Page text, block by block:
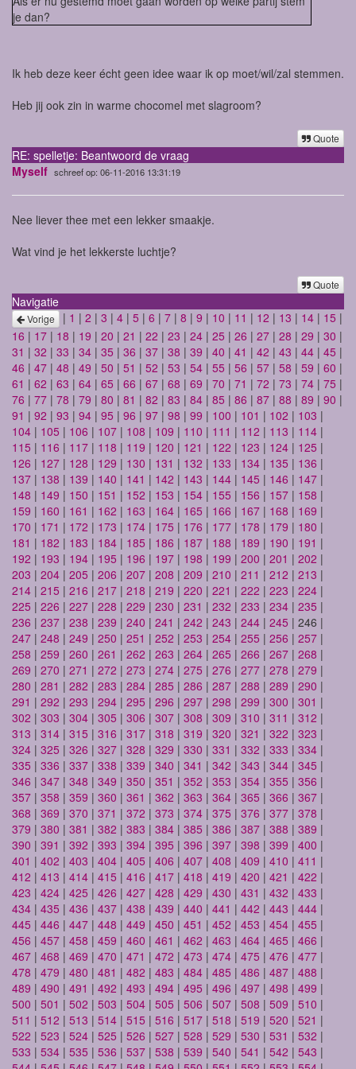
je dan?
Ik heb deze keer écht geen idee waar ik op moet/wil/zal stemmen.
Heb jij ook zin in warme chocomel met slagroom?
Quote
RE: spelletje: Beantwoord de vraag
Myself schreef op: 06-11-2016 13:31:19
Nee liever thee met een lekker smaakje.
Wat vind je het lekkerste luchtje?
Quote
Navigatie
Vorige | 1 | 2 | 3 | 4 | 5 | 6 | 7 | 8 | 9 | 10 | 11 | 12 | 13 | 14 | 15 |
16 | 17 | 18 | 19 | 20 | 21 | 22 | 23 | 24 | 25 | 26 | 27 | 28 | 29 | 30 |
31 | 32 | 33 | 34 | 35 | 36 | 37 | 38 | 39 | 40 | 41 | 42 | 43 | 44 | 45 |
46 | 47 | 48 | 49 | 50 | 51 | 52 | 53 | 54 | 55 | 56 | 57 | 58 | 59 | 60 |
61 | 62 | 63 | 64 | 65 | 66 | 67 | 68 | 69 | 70 | 71 | 72 | 73 | 74 | 75 |
76 | 77 | 78 | 79 | 80 | 81 | 82 | 83 | 84 | 85 | 86 | 87 | 88 | 89 | 90 |
91 | 92 | 93 | 94 | 95 | 96 | 97 | 98 | 99 | 100 | 101 | 102 | 103 |
104 | 105 | 106 | 107 | 108 | 109 | 110 | 111 | 112 | 113 | 114 |
115 | 116 | 117 | 118 | 119 | 120 | 121 | 122 | 123 | 124 | 125 |
126 | 127 | 128 | 129 | 130 | 131 | 132 | 133 | 134 | 135 | 136 |
137 | 138 | 139 | 140 | 141 | 142 | 143 | 144 | 145 | 146 | 147 |
148 | 149 | 150 | 151 | 152 | 153 | 154 | 155 | 156 | 157 | 158 |
159 | 160 | 161 | 162 | 163 | 164 | 165 | 166 | 167 | 168 | 169 |
170 | 171 | 172 | 173 | 174 | 175 | 176 | 177 | 178 | 179 | 180 |
181 | 182 | 183 | 184 | 185 | 186 | 187 | 188 | 189 | 190 | 191 |
192 | 193 | 194 | 195 | 196 | 197 | 198 | 199 | 200 | 201 | 202 |
203 | 204 | 205 | 206 | 207 | 208 | 209 | 210 | 211 | 212 | 213 |
214 | 215 | 216 | 217 | 218 | 219 | 220 | 221 | 222 | 223 | 224 |
225 | 226 | 227 | 228 | 229 | 230 | 231 | 232 | 233 | 234 | 235 |
236 | 237 | 238 | 239 | 240 | 241 | 242 | 243 | 244 | 245 | 246 |
247 | 248 | 249 | 250 | 251 | 252 | 253 | 254 | 255 | 256 | 257 |
258 | 259 | 260 | 261 | 262 | 263 | 264 | 265 | 266 | 267 | 268 |
269 | 270 | 271 | 272 | 273 | 274 | 275 | 276 | 277 | 278 | 279 |
280 | 281 | 282 | 283 | 284 | 285 | 286 | 287 | 288 | 289 | 290 |
291 | 292 | 293 | 294 | 295 | 296 | 297 | 298 | 299 | 300 | 301 |
302 | 303 | 304 | 305 | 306 | 307 | 308 | 309 | 310 | 311 | 312 |
313 | 314 | 315 | 316 | 317 | 318 | 319 | 320 | 321 | 322 | 323 |
324 | 325 | 326 | 327 | 328 | 329 | 330 | 331 | 332 | 333 | 334 |
335 | 336 | 337 | 338 | 339 | 340 | 341 | 342 | 343 | 344 | 345 |
346 | 347 | 348 | 349 | 350 | 351 | 352 | 353 | 354 | 355 | 356 |
357 | 358 | 359 | 360 | 361 | 362 | 363 | 364 | 365 | 366 | 367 |
368 | 369 | 370 | 371 | 372 | 373 | 374 | 375 | 376 | 377 | 378 |
379 | 380 | 381 | 382 | 383 | 384 | 385 | 386 | 387 | 388 | 389 |
390 | 391 | 392 | 393 | 394 | 395 | 396 | 397 | 398 | 399 | 400 |
401 | 402 | 403 | 404 | 405 | 406 | 407 | 408 | 409 | 410 | 411 |
412 | 413 | 414 | 415 | 416 | 417 | 418 | 419 | 420 | 421 | 422 |
423 | 424 | 425 | 426 | 427 | 428 | 429 | 430 | 431 | 432 | 433 |
434 | 435 | 436 | 437 | 438 | 439 | 440 | 441 | 442 | 443 | 444 |
445 | 446 | 447 | 448 | 449 | 450 | 451 | 452 | 453 | 454 | 455 |
456 | 457 | 458 | 459 | 460 | 461 | 462 | 463 | 464 | 465 | 466 |
467 | 468 | 469 | 470 | 471 | 472 | 473 | 474 | 475 | 476 | 477 |
478 | 479 | 480 | 481 | 482 | 483 | 484 | 485 | 486 | 487 | 488 |
489 | 490 | 491 | 492 | 493 | 494 | 495 | 496 | 497 | 498 | 499 |
500 | 501 | 502 | 503 | 504 | 505 | 506 | 507 | 508 | 509 | 510 |
511 | 512 | 513 | 514 | 515 | 516 | 517 | 518 | 519 | 520 | 521 |
522 | 523 | 524 | 525 | 526 | 527 | 528 | 529 | 530 | 531 | 532 |
533 | 534 | 535 | 536 | 537 | 538 | 539 | 540 | 541 | 542 | 543 |